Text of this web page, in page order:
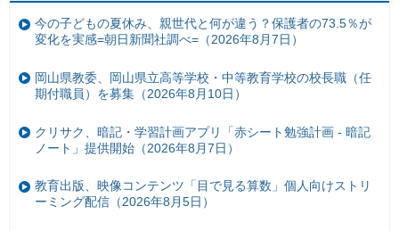
今の子どもの夏休み、親世代と何が違う？保護者の73.5％が
変化を実感=朝日新聞社調べ=（2026年8月7日）
岡山県教委、岡山県立高等学校・中等教育学校の校長職（任
期付職員）を募集（2026年8月10日）
クリサク、暗記・学習計画アプリ「赤シート勉強計画 - 暗記
ノート」提供開始（2026年8月7日）
教育出版、映像コンテンツ「目で見る算数」個人向けストリ
ーミング配信（2026年8月5日）